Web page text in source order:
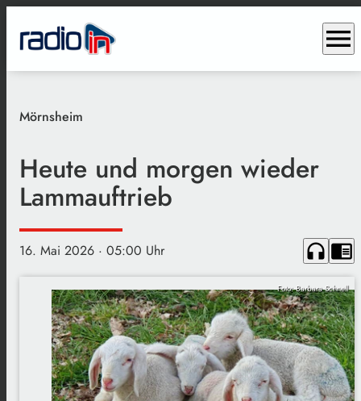
menu
Mörnsheim
Heute und morgen wieder
Lammauftrieb
16. Mai 2026 · 05:00 Uhr headphones chrome_reader_mode
Foto: Barbara Schnell